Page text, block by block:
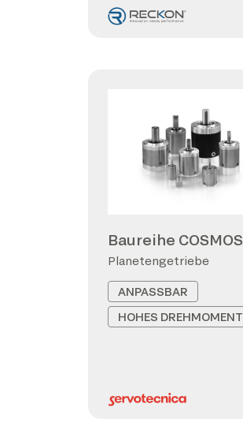
Baureihe COSMOS
Planetengetriebe
ANPASSBAR
HOHES DREHMOMENT